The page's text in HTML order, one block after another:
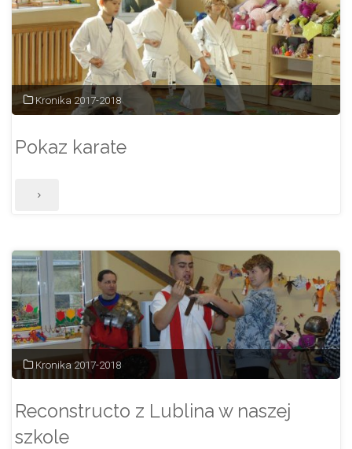
Kronika 2017-2018
Pokaz karate
"Pokaz
Kronika 2017-2018
Reconstructo z Lublina w naszej
szkole